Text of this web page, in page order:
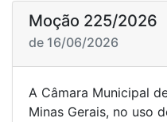
Moção 225/2026
de 16/06/2026
A Câmara Municipal
Minas Gerais, no uso